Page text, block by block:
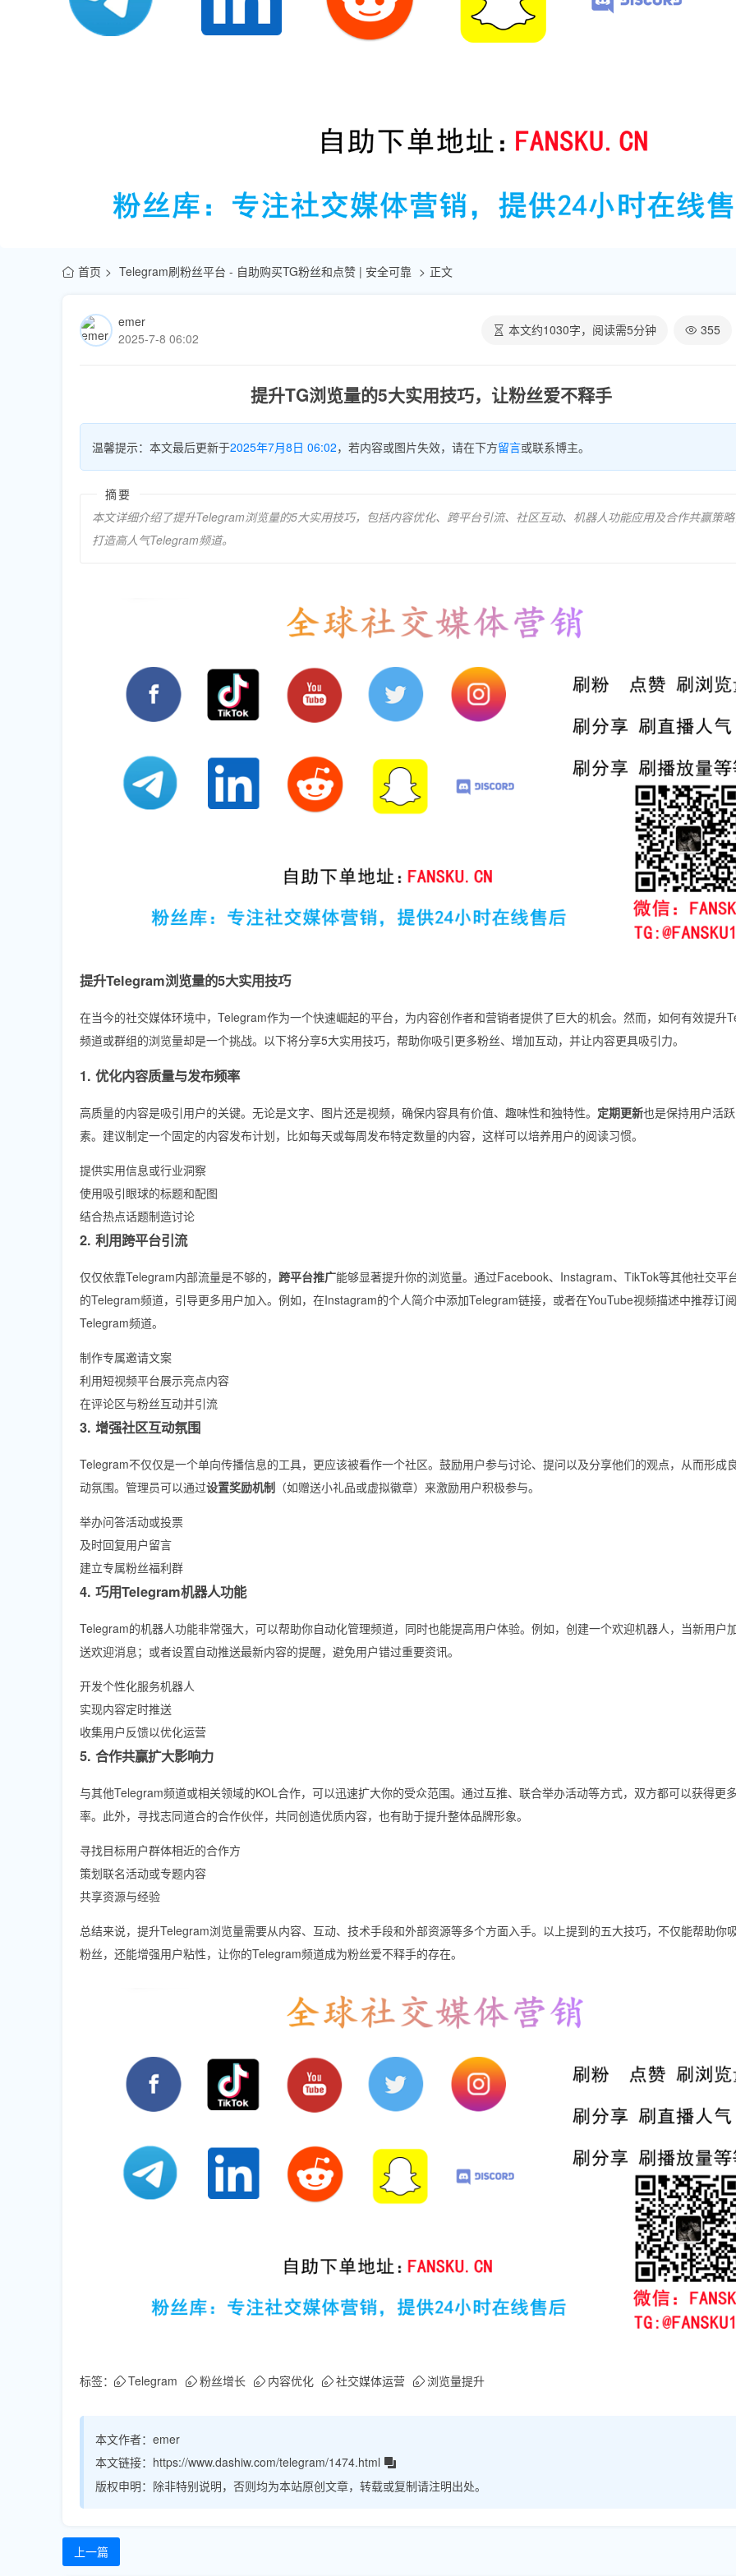
首页 Telegram刷粉丝平台 - 自助购买TG粉丝和点赞 | 安全可靠 正文
emer
2025-7-8 06:02
本文约1030字，阅读需5分钟 355
提升TG浏览量的5大实用技巧，让粉丝爱不释手
温馨提示：本文最后更新于2025年7月8日 06:02，若内容或图片失效，请在下方留言或联系博主。
摘要
本文详细介绍了提升Telegram浏览量的5大实用技巧，包括内容优化、跨平台引流、社区互动、机器人功能应用及合作共赢策
打造高人气Telegram频道。
提升Telegram浏览量的5大实用技巧
在当今的社交媒体环境中，Telegram作为一个快速崛起的平台，为内容创作者和营销者提供了巨大的机会。然而，如何有效提升
频道或群组的浏览量却是一个挑战。以下将分享5大实用技巧，帮助你吸引更多粉丝、增加互动，并让内容更具吸引力。
1. 优化内容质量与发布频率
高质量的内容是吸引用户的关键。无论是文字、图片还是视频，确保内容具有价值、趣味性和独特性。 定期更新也是保持用户活
素。建议制定一个固定的内容发布计划，比如每天或每周发布特定数量的内容，这样可以培养用户的阅读习惯。
提供实用信息或行业洞察
使用吸引眼球的标题和配图
结合热点话题制造讨论
2. 利用跨平台引流
仅仅依靠Telegram内部流量是不够的， 跨平台推广能够显著提升你的浏览量。通过Facebook、Instagram、TikTok等其他社交平
的Telegram频道，引导更多用户加入。例如，在Instagram的个人简介中添加Telegram链接，或者在YouTube视频描述中推荐订
Telegram频道。
制作专属邀请文案
利用短视频平台展示亮点内容
在评论区与粉丝互动并引流
3. 增强社区互动氛围
Telegram不仅仅是一个单向传播信息的工具，更应该被看作一个社区。鼓励用户参与讨论、提问以及分享他们的观点，从而形成
动氛围。管理员可以通过设置奖励机制 （如赠送小礼品或虚拟徽章）来激励用户积极参与。
举办问答活动或投票
及时回复用户留言
建立专属粉丝福利群
4. 巧用Telegram机器人功能
Telegram的机器人功能非常强大，可以帮助你自动化管理频道，同时也能提高用户体验。例如，创建一个欢迎机器人，当新用户
送欢迎消息；或者设置自动推送最新内容的提醒，避免用户错过重要资讯。
开发个性化服务机器人
实现内容定时推送
收集用户反馈以优化运营
5. 合作共赢扩大影响力
与其他Telegram频道或相关领域的KOL合作，可以迅速扩大你的受众范围。通过互推、联合举办活动等方式，双方都可以获得更
率。此外，寻找志同道合的合作伙伴，共同创造优质内容，也有助于提升整体品牌形象。
寻找目标用户群体相近的合作方
策划联名活动或专题内容
共享资源与经验
总结来说，提升Telegram浏览量需要从内容、互动、技术手段和外部资源等多个方面入手。以上提到的五大技巧，不仅能帮助你
粉丝，还能增强用户粘性，让你的Telegram频道成为粉丝爱不释手的存在。
标签： Telegram 粉丝增长 内容优化 社交媒体运营 浏览量提升
本文作者： emer
本文链接： https://www.dashiw.com/telegram/1474.html
版权申明： 除非特别说明，否则均为本站原创文章，转载或复制请注明出处。
上一篇